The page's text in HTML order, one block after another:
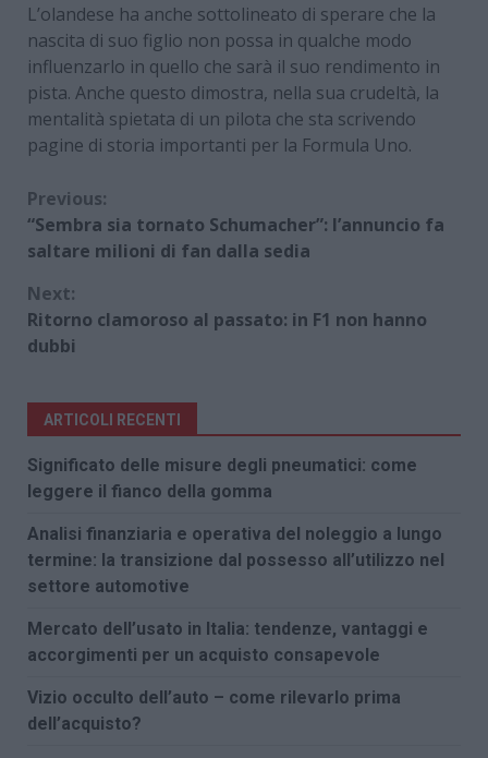
L’olandese ha anche sottolineato di sperare che la
nascita di suo figlio non possa in qualche modo
influenzarlo in quello che sarà il suo rendimento in
pista. Anche questo dimostra, nella sua crudeltà, la
mentalità spietata di un pilota che sta scrivendo
pagine di storia importanti per la Formula Uno.
Continue
Reading
Previous:
“Sembra sia tornato Schumacher”: l’annuncio fa
saltare milioni di fan dalla sedia
Next:
Ritorno clamoroso al passato: in F1 non hanno
dubbi
ARTICOLI RECENTI
Significato delle misure degli pneumatici: come
leggere il fianco della gomma
Analisi finanziaria e operativa del noleggio a lungo
termine: la transizione dal possesso all’utilizzo nel
settore automotive
Mercato dell’usato in Italia: tendenze, vantaggi e
accorgimenti per un acquisto consapevole
Vizio occulto dell’auto – come rilevarlo prima
dell’acquisto?